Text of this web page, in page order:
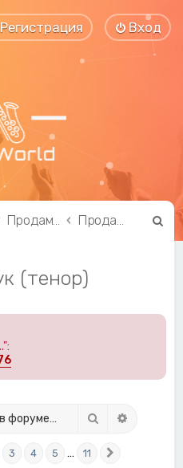
Вход
Регистрация
Продам... Продам мундштук (тенор)
(тенор)
Поиск
1из 11
3 4 5 … 11